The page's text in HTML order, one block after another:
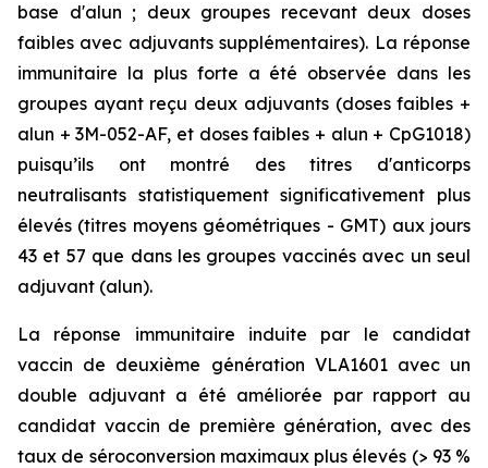
base d'alun ; deux groupes recevant deux doses
faibles avec adjuvants supplémentaires). La réponse
immunitaire la plus forte a été observée dans les
groupes ayant reçu deux adjuvants (doses faibles +
alun + 3M-052-AF, et doses faibles + alun + CpG1018)
puisqu’ils ont montré des titres d'anticorps
neutralisants statistiquement significativement plus
élevés (titres moyens géométriques - GMT) aux jours
43 et 57 que dans les groupes vaccinés avec un seul
adjuvant (alun).
La réponse immunitaire induite par le candidat
vaccin de deuxième génération VLA1601 avec un
double adjuvant a été améliorée par rapport au
candidat vaccin de première génération, avec des
taux de séroconversion maximaux plus élevés (> 93 %